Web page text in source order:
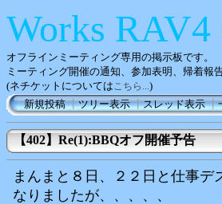
Works
オフラインミーティング専用の掲示板です。
ミーティング開催の通知、参加表明、帰着報
(ネチケットについてはこちら...)
新規投稿┃ツリー表示┃スレッド表示┃
【402】Re(1):BBQオフ開催予告
まんまと８日、２２日と仕事デ
なりましたが、、、、、